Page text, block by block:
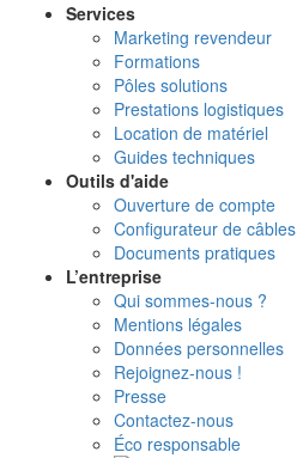
Services
Marketing revendeur
Formations
Pôles solutions
Prestations logistiques
Location de matériel
Guides techniques
Outils d'aide
Ouverture de compte
Configurateur de câbles
Documents pratiques
L’entreprise
Qui sommes-nous ?
Mentions légales
Données personnelles
Rejoignez-nous !
Presse
Contactez-nous
Éco responsable